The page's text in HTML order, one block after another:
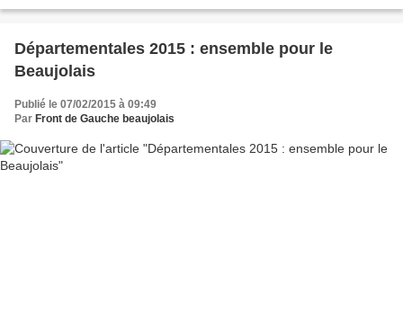
Départementales 2015 : ensemble pour le
Beaujolais
Publié le 07/02/2015 à 09:49
Par Front de Gauche beaujolais